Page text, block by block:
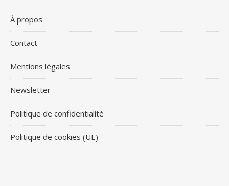
À propos
Contact
Mentions légales
Newsletter
Politique de confidentialité
Politique de cookies (UE)